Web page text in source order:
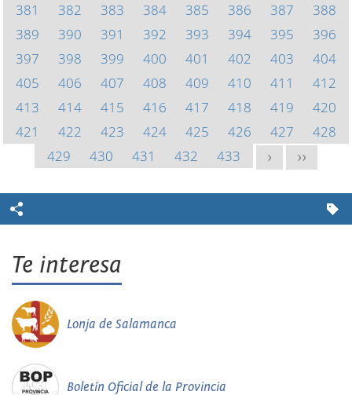
381
382 383 384 385 386 387
388
389
390 391 392 393 394 395
396
397
398 399 400 401 402 403
404
405
406 407 408 409 410 411
412
413
414 415 416 417 418 419
420
421
422 423 424 425 426 427
428
429
430 431 432 433 > >>
Te interesa
Lonja de Salamanca
Boletín Oficial de la Provincia